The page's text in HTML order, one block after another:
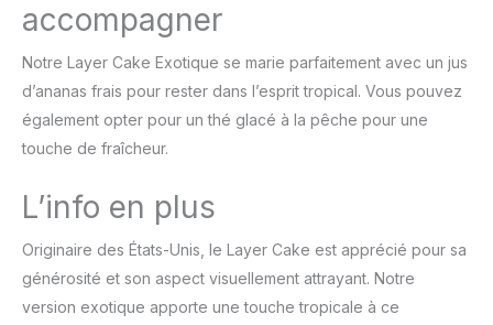
accompagner
Notre Layer Cake Exotique se marie parfaitement avec un jus
d’ananas frais pour rester dans l’esprit tropical. Vous pouvez
également opter pour un thé glacé à la pêche pour une
touche de fraîcheur.
L’info en plus
Originaire des États-Unis, le Layer Cake est apprécié pour sa
générosité et son aspect visuellement attrayant. Notre
version exotique apporte une touche tropicale à ce